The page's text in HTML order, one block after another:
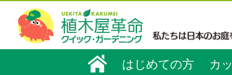
はじめての方 カ